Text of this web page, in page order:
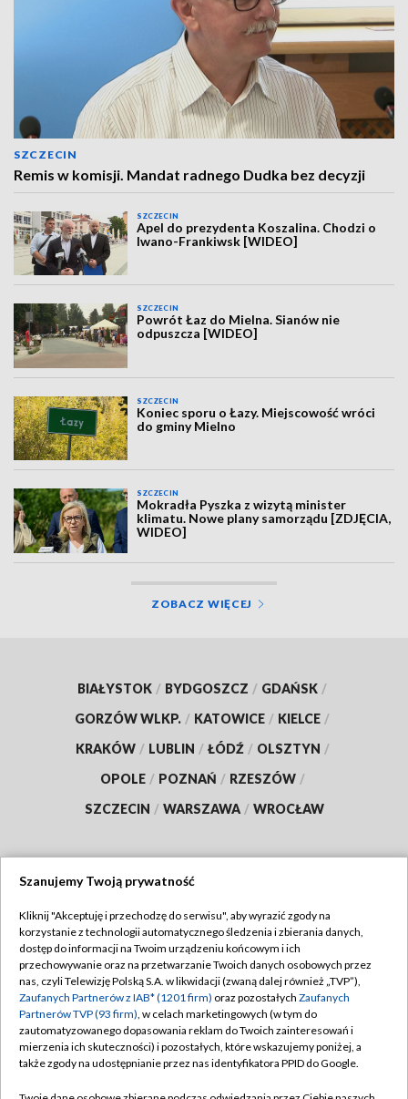
SZCZECIN
Remis w komisji. Mandat radnego Dudka bez decyzji
SZCZECIN
Apel do prezydenta Koszalina. Chodzi o
Iwano-Frankiwsk [WIDEO]
SZCZECIN
Powrót Łaz do Mielna. Sianów nie
odpuszcza [WIDEO]
SZCZECIN
Koniec sporu o Łazy. Miejscowość wróci
do gminy Mielno
SZCZECIN
Mokradła Pyszka z wizytą minister
klimatu. Nowe plany samorządu [ZDJĘCIA,
WIDEO]
ZOBACZ WIĘCEJ
BIAŁYSTOK / BYDGOSZCZ / GDAŃSK /
GORZÓW WLKP. / KATOWICE / KIELCE /
KRAKÓW / LUBLIN / ŁÓDŹ / OLSZTYN /
OPOLE / POZNAŃ / RZESZÓW /
SZCZECIN / WARSZAWA / WROCŁAW
TVP
Abonament TVP
Emisja w TVP
Centrum informacji TVP
Naziemna Telewizja Cyfrowa
Regulamin TVP
Polityka prywatności
Moje zgody
Pomoc
Szanujemy Twoją prywatność
Kliknij "Akceptuję i przechodzę do serwisu", aby wyrazić zgody na
korzystanie z technologii automatycznego śledzenia i zbierania danych,
dostęp do informacji na Twoim urządzeniu końcowym i ich
przechowywanie oraz na przetwarzanie Twoich danych osobowych przez
nas, czyli Telewizję Polską S.A. w likwidacji (zwaną dalej również „TVP”),
Zaufanych Partnerów z IAB* (1201 firm) oraz pozostałych Zaufanych
Partnerów TVP (93 firm), w celach marketingowych (w tym do
zautomatyzowanego dopasowania reklam do Twoich zainteresowań i
mierzenia ich skuteczności) i pozostałych, które wskazujemy poniżej, a
także zgody na udostępnianie przez nas identyfikatora PPID do Google.